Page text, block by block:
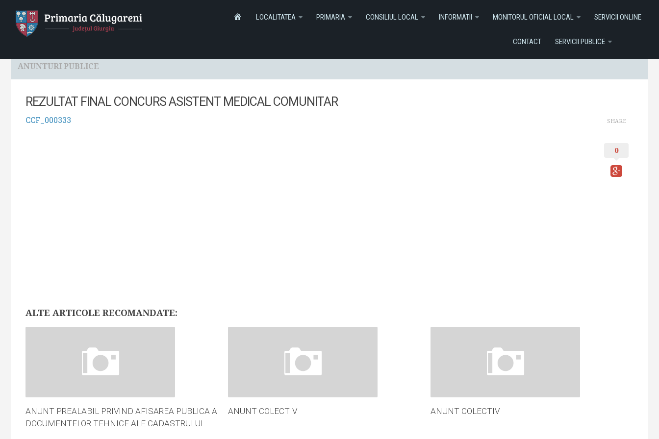
HOMELOCALITATEA PRIMARIA CONSILIUL LOCAL INFORMATII MONITORUL OFICIAL LOCAL SERVICII ONLINE
CONTACT SERVICII PUBLICE
HOMELocalitatea Primaria Informatii Monitorul Oficial Local SERVICII ONLINE Contact Servicii Publice
ANUNTURI PUBLICE
REZULTAT FINAL CONCURS ASISTENT MEDICAL COMUNITAR
CCF_000333 SHARE
0
ALTE ARTICOLE RECOMANDATE:
ANUNT PREALABIL PRIVIND AFISAREA PUBLICA A
DOCUMENTELOR TEHNICE ALE CADASTRULUI
ANUNT COLECTIV ANUNT COLECTIV